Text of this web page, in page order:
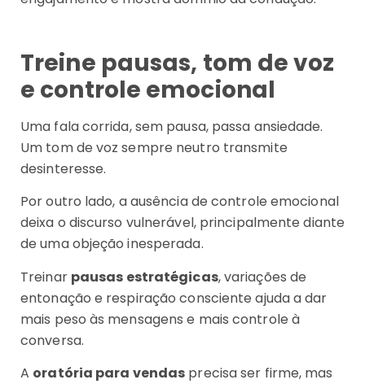
Treine pausas, tom de voz
e controle emocional
Uma fala corrida, sem pausa, passa ansiedade.
Um tom de voz sempre neutro transmite
desinteresse.
Por outro lado, a ausência de controle emocional
deixa o discurso vulnerável, principalmente diante
de uma objeção inesperada.
Treinar pausas estratégicas, variações de
entonação e respiração consciente ajuda a dar
mais peso às mensagens e mais controle à
conversa.
A oratória para vendas precisa ser firme, mas